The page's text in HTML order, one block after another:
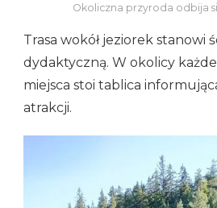
Okoliczna przyroda odbija
Trasa wokół jeziorek stanowi
dydaktyczną. W okolicy
miejsca stoi tablica
atrakcji.